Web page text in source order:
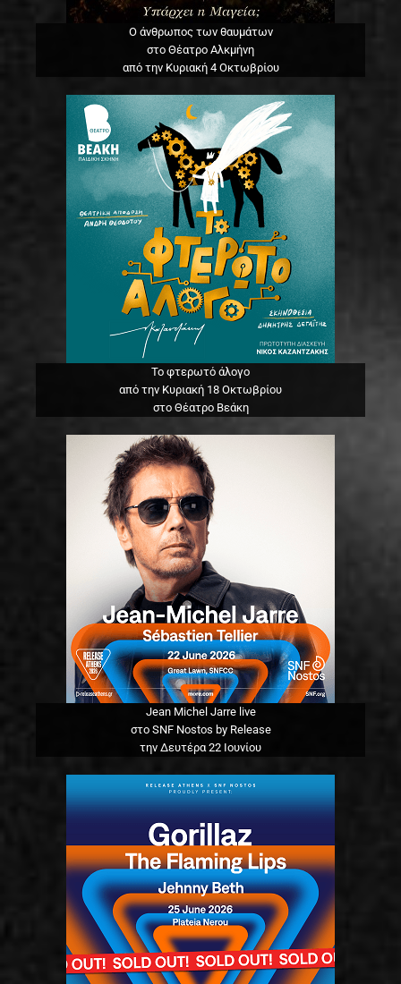
Ο άνθρωπος των θαυμάτων
στο Θέατρο Αλκμήνη
από την Κυριακή 4 Οκτωβρίου
Το φτερωτό άλογο
από την Κυριακή 18 Οκτωβρίου
στο Θέατρο Βεάκη
Jean Michel Jarre live
στο SNF Nostos by Release
την Δευτέρα 22 Ιουνίου